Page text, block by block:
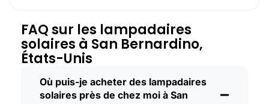
aimons les choses simples et qui
fonctionnent. Vous installez ces
lampadaires solaires, et c'est tout. Ils
qu'il neige ou qu'il fasse très chaud. J'ai
utilisé les miens pendant quelques
FAQ sur les lampadaires
solaires à San Bernardino,
États-Unis
Où puis-je acheter des lampadaires
solaires près de chez moi à San